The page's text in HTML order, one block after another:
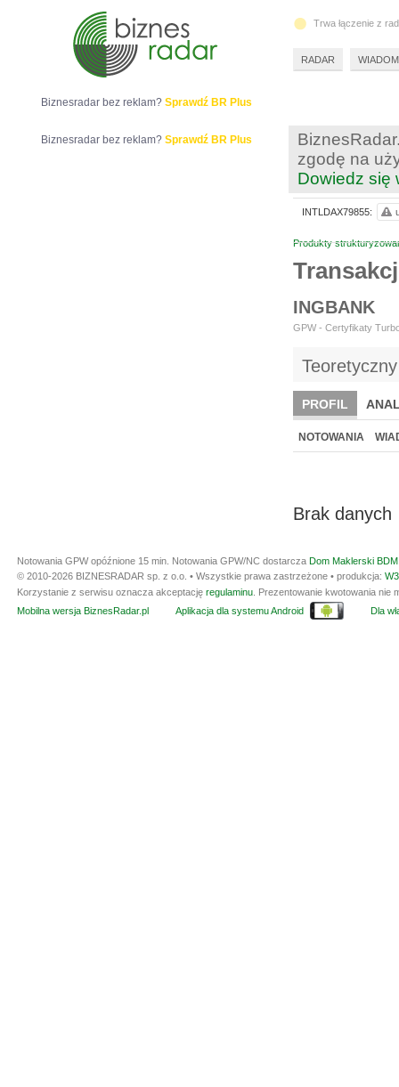
zgodę na
Dowiedz się
Produkty
INGBANK
GPW - Certyfikaty
PROFIL
NOTOWANIA
Brak danych
INTLDAX79855:
Biznesradar bez reklam? Sprawdź BR Plus
Biznesradar bez reklam? Sprawdź BR Plus
Trwa łączenie z
RADAR
Notowania GPW opóźnione 15 min. Notowania GPW/NC dostarcza Dom Maklerski
© 2010-2026 BIZNESRADAR sp. z o.o. • Wszystkie prawa zastrzeżone • produkcja:
Korzystanie z serwisu oznacza akceptację regulaminu . Prezentowanie kwotowania
Mobilna wersja BiznesRadar.pl
Aplikacja dla systemu Android Dla